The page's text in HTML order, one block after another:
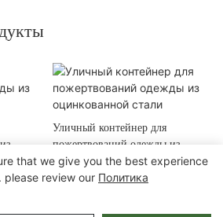
Уличный контейнер для
пожертвований одежды из
оцинкованной стали
Chongqing Arlau Civic Equipment
that we give you the best experience
review our Политика